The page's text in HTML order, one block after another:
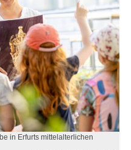
in Erfurts mittelalterlichen